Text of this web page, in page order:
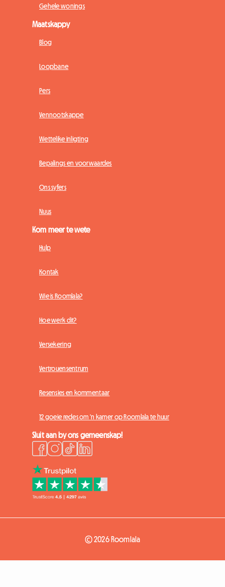
Gehele wonings
Maatskappy
Blog
Loopbane
Pers
Vennootskappe
Wettelike inligting
Bepalings en voorwaardes
Ons syfers
Nuus
Kom meer te wete
Hulp
Kontak
Wie is Roomlala?
Hoe werk dit?
Versekering
Vertrouensentrum
Resensies en kommentaar
12 goeie redes om 'n kamer op Roomlala te huur
Sluit aan by ons gemeenskap!
© 2026 Roomlala